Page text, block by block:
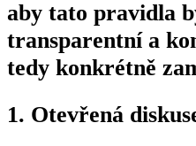
aby tato pravidla
transparentní a
tedy konkrétně
1. Otevřená